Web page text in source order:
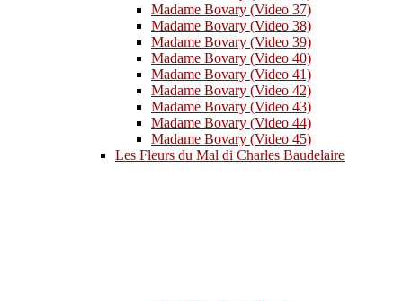
Madame Bovary (Video 37)
Madame Bovary (Video 38)
Madame Bovary (Video 39)
Madame Bovary (Video 40)
Madame Bovary (Video 41)
Madame Bovary (Video 42)
Madame Bovary (Video 43)
Madame Bovary (Video 44)
Madame Bovary (Video 45)
Les Fleurs du Mal di Charles Baudelaire